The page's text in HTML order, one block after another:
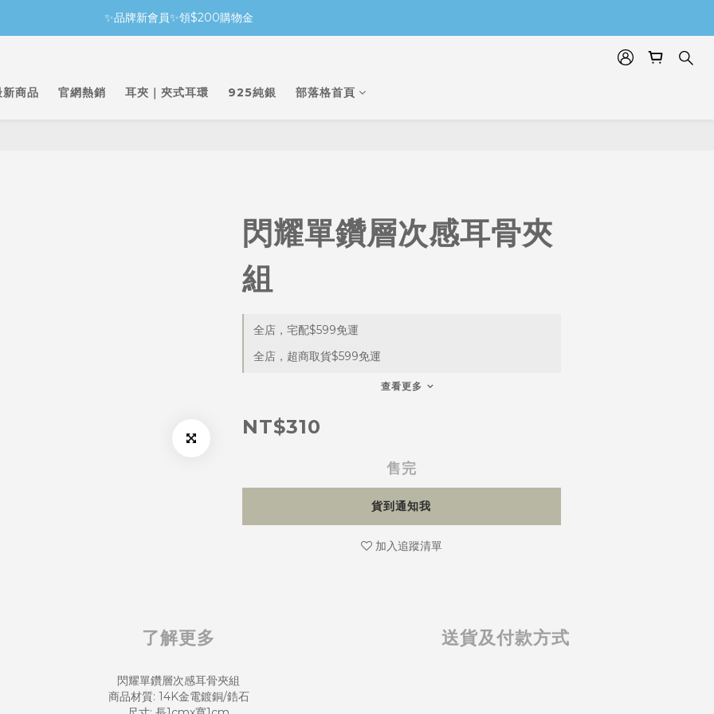
✨品牌新會員✨領$200購物金
新商品 官網熱銷 耳夾｜夾式耳環 925純銀 部落格首頁
閃耀單鑽層次感耳骨夾
組
全店，宅配$599免運
全店，超商取貨$599免運
查看更多
NT$310
售完
貨到通知我
加入追蹤清單
了解更多 送貨及付款方式
閃耀單鑽層次感耳骨夾組
商品材質: 14K金電鍍銅/鋯石